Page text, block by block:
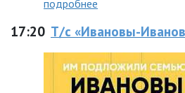
подробнее
17:20 Т/с «Ивановы-